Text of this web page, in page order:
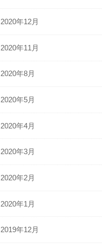
2020年12月
2020年11月
2020年8月
2020年5月
2020年4月
2020年3月
2020年2月
2020年1月
2019年12月